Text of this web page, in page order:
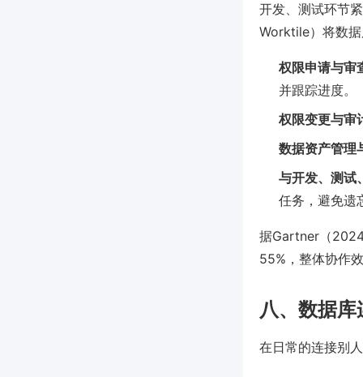
开发、测试环节
Worktile）将数
权限申请与审
并跟踪进度。
权限变更与审
数据资产管理
与开发、测试
任务，避免遗
据Gartner（
55%，整体协作
八、数据
在日常的连接别